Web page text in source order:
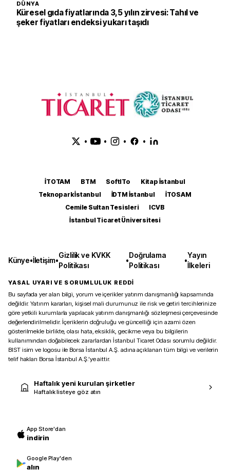
DÜNYA
Küresel gıda fiyatlarında 3,5 yılın zirvesi: Tahıl ve
şeker fiyatları endeksi yukarı taşıdı
• • • •
İTOTAM BTM SoftITo
Kitap İstanbul
Teknopark İstanbul
İDTM İstanbul
İTOSAM
Cemile Sultan Tesisleri
ICVB
İstanbul Ticaret Üniversitesi
Künye•İletişim•
Gizlilik ve KVKK
Politikası
•
Doğrulama
Politikası
•
Yayın
İlkeleri
YASAL UYARI VE SORUMLULUK REDDİ
Bu sayfada yer alan bilgi, yorum ve içerikler yatırım danışmanlığı kapsamında
değildir. Yatırım kararları, kişisel mali durumunuz ile risk ve getiri tercihlerinize
göre yetkili kurumlarla yapılacak yatırım danışmanlığı sözleşmesi çerçevesinde
değerlendirilmelidir. İçeriklerin doğruluğu ve güncelliği için azami özen
gösterilmekle birlikte, olası hata, eksiklik, gecikme veya bu bilgilerin
kullanımından doğabilecek zararlardan İstanbul Ticaret Odası sorumlu değildir.
BIST isim ve logosu ile Borsa İstanbul A.Ş. adına açıklanan tüm bilgi ve verilerin
telif hakları Borsa İstanbul A.Ş.’ye aittir.
Haftalık yeni kurulan şirketler
Haftalık listeye göz atın
App Store'dan
indirin
Google Play'den
alın